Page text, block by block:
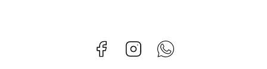
Facebook Instagram